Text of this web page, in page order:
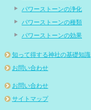
パワーストーンの浄化
パワーストーンの種類
パワーストーンの効果
知って得する神社の基礎知識
お問い合わせ
お問い合わせ
サイトマップ